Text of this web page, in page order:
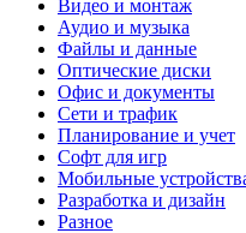
Видео и монтаж
Аудио и музыка
Файлы и данные
Оптические диски
Офис и документы
Сети и трафик
Планирование и учет
Софт для игр
Мобильные
Разработка и дизайн
Разное